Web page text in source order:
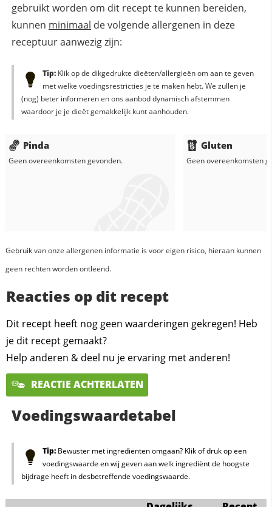
gebruikt worden om dit recept te kunnen bereiden,
kunnen minimaal de volgende allergenen in deze
receptuur aanwezig zijn:
Tip:Klik op de dikgedrukte dieëten/allergieën om aan te geven
met welke voedingsrestricties je te maken hebt. We zullen je
(nog) beter informeren en ons aanbod dynamisch afstemmen
waardoor je je dieët gemakkelijk kunt aanhouden.
Pinda
Geen overeenkomsten gevonden.
Gluten
Geen overeenkomsten
Gebruik van onze allergenen informatie is voor eigen risico, hieraan kunnen
geen rechten worden ontleend.
Reacties op dit recept
Dit recept heeft nog geen waarderingen gekregen! Heb
je dit recept gemaakt?
Help anderen & deel nu je ervaring met anderen!
REACTIE ACHTERLATEN
Voedingswaardetabel
Tip:Bewuster met ingrediënten omgaan? Klik of druk op een
voedingswaarde en wij geven aan welk ingrediënt de hoogste
bijdrage heeft in desbetreffende voedingswaarde.